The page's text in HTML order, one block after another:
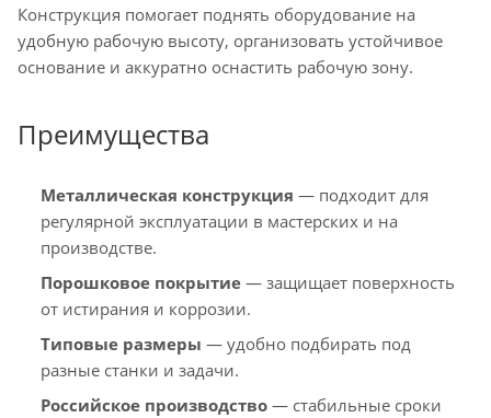
Конструкция помогает поднять оборудование на
удобную рабочую высоту, организовать устойчивое
основание и аккуратно оснастить рабочую зону.
Преимущества
Металлическая конструкция — подходит для
регулярной эксплуатации в мастерских и на
производстве.
Порошковое покрытие — защищает поверхность
от истирания и коррозии.
Типовые размеры — удобно подбирать под
разные станки и задачи.
Российское производство — стабильные сроки